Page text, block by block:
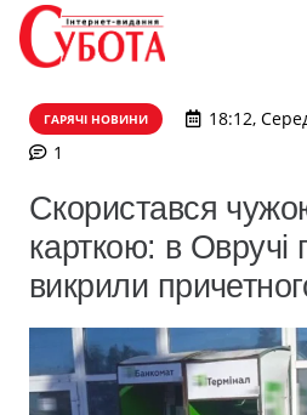
ГАРЯЧІ НОВИНИ
18:12,
1
Скористався
карткою: в Овручі
викрили